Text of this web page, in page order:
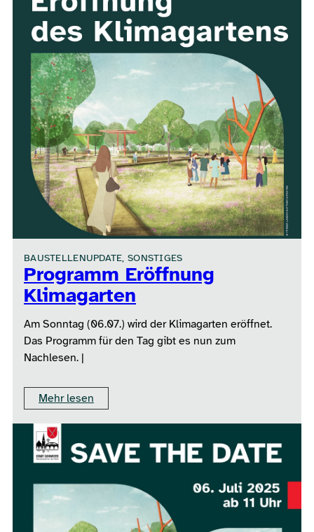
BAUSTELLENUPDATE, SONSTIGES
Programm Eröffnung
Klimagarten
Am Sonntag (06.07.) wird der Klimagarten eröffnet.
Das Programm für den Tag gibt es nun zum
Nachlesen. |
Mehr lesen